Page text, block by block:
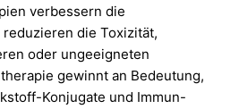
verbessern die
die Toxizität,
oder ungeeigneten
gewinnt an Bedeutung,
Konjugate und Immun-